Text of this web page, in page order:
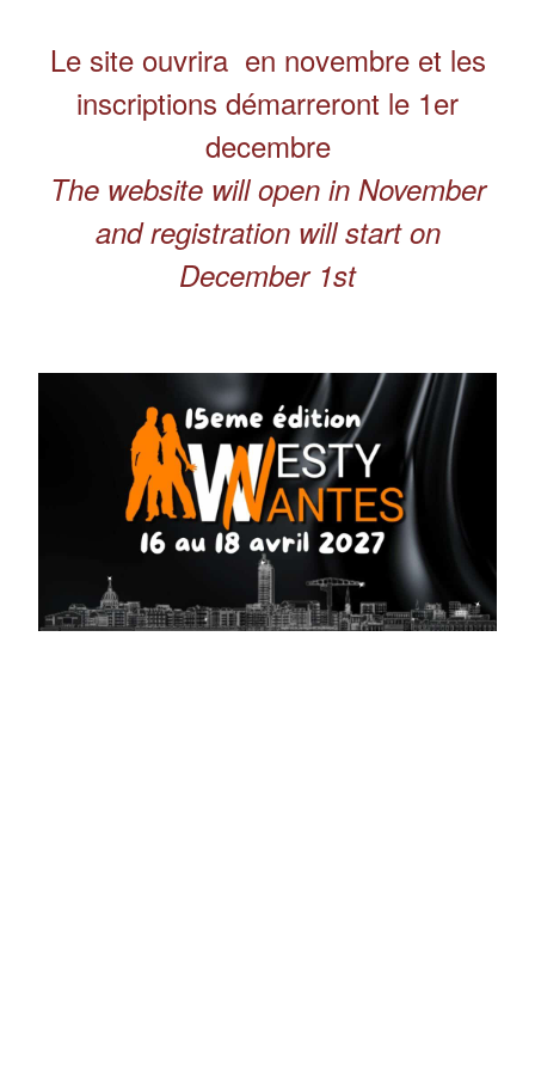
Le site ouvrira en novembre et les
inscriptions démarreront le 1er
decembre
The website will open in November
and registration will start on
December 1st